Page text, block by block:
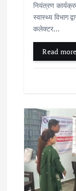
नियंत्रण
स्वास्थ्य विभाग
कलेक्टर…
Read more